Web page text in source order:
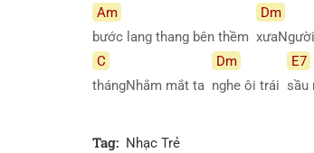
Am
bước lang thang bên thềm
Dm
C
thángNhắm mắt ta
Dm
nghe ôi trái
E7
sầu
Tag: Nhạc Trẻ